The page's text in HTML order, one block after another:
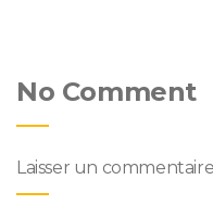
No Comment
Laisser un commentaire